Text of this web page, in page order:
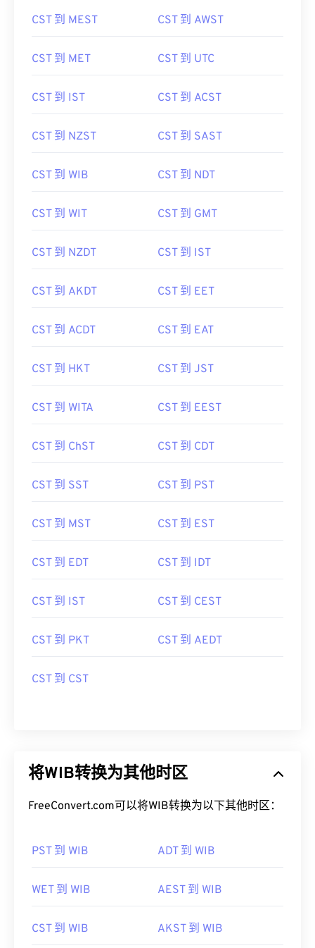
CST 到 MEST CST 到 AWST
CST 到 MET CST 到 UTC
CST 到 IST CST 到 ACST
CST 到 NZST CST 到 SAST
CST 到 WIB CST 到 NDT
CST 到 WIT CST 到 GMT
CST 到 NZDT CST 到 IST
CST 到 AKDT CST 到 EET
CST 到 ACDT CST 到 EAT
CST 到 HKT CST 到 JST
CST 到 WITA CST 到 EEST
CST 到 ChST CST 到 CDT
CST 到 SST CST 到 PST
CST 到 MST CST 到 EST
CST 到 EDT CST 到 IDT
CST 到 IST CST 到 CEST
CST 到 PKT CST 到 AEDT
CST 到 CST
将WIB转换为其他时区
FreeConvert.com可以将WIB转换为以下其他时区：
PST 到 WIB ADT 到 WIB
WET 到 WIB AEST 到 WIB
CST 到 WIB AKST 到 WIB